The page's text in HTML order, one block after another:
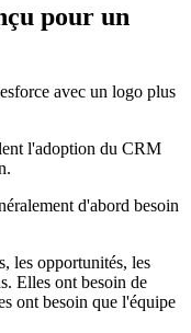
pour un
avec un logo plus
l'adoption du CRM
d'abord besoin
les opportunités, les
Elles ont besoin de
ont besoin que l'équipe